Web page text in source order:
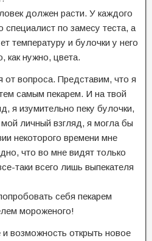
должен расти. У каждого
специалист по замесу теста, а
температуру и булочки у него
как нужно, цвета.
от вопроса. Представим, что я
самым пекарем. И на твой
я изумительно пеку булочки,
личный взгляд, я могла бы
некоторого времени мне
что во мне видят только
таки всего лишь выпекателя
себя пекарем
мороженого!
возможность открыть новое